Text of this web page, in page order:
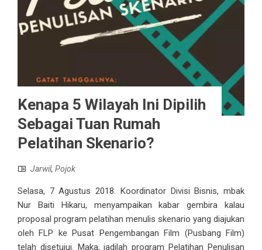
Kenapa 5 Wilayah Ini Dipilih
Sebagai Tuan Rumah
Pelatihan Skenario?
Jarwil, Pojok
Selasa, 7 Agustus 2018. Koordinator Divisi Bisnis, mbak
Nur Baiti Hikaru, menyampaikan kabar gembira kalau
proposal program pelatihan menulis skenario yang diajukan
oleh FLP ke Pusat Pengembangan Film (Pusbang Film)
telah disetujui. Maka, jadilah program Pelatihan Penulisan